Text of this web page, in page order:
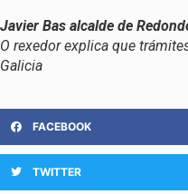
Javier Bas alcalde de
O rexedor explica que
Galicia
FACEBOOK
TWITTER